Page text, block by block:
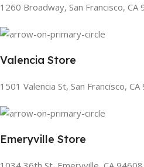
1260 Broadway, San Francisco, CA
Valencia Store
1501 Valencia St, San Francisco,
Emeryville Store